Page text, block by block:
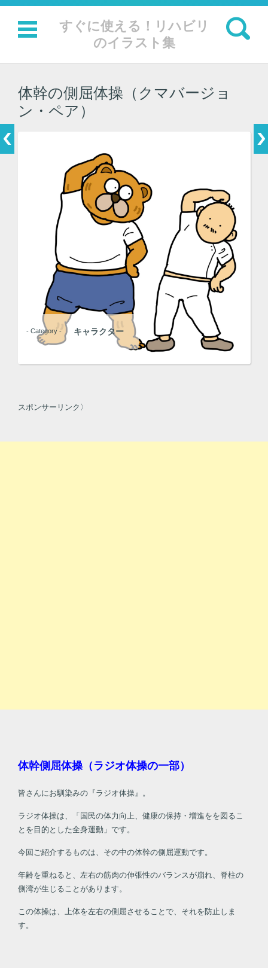
すぐに使える！リハビリ
のイラスト集
検索:
コンテンツに移動
体幹の側屈体操（クマバージョ
ン・ペア）
- Category - キャラクター
スポンサーリンク〉
体幹側屈体操（ラジオ体操の一部）
皆さんにお馴染みの『ラジオ体操』。
ラジオ体操は、「国民の体力向上、健康の保持・増進をを図るこ
とを目的とした全身運動」です。
今回ご紹介するものは、その中の体幹の側屈運動です。
年齢を重ねると、左右の筋肉の伸張性のバランスが崩れ、脊柱の
側湾が生じることがあります。
この体操は、上体を左右の側屈させることで、それを防止しま
す。